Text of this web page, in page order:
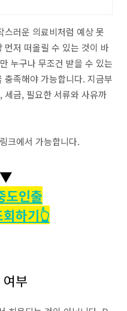
러운 의료비처럼 예상 못
먼저 떠올릴 수 있는 것이 바
누구나 무조건 받을 수 있는
충족해야 가능합니다. 지금부
세금, 필요한 서류와 사유까
크에서 가능합니다.
도인출
하기👆
부